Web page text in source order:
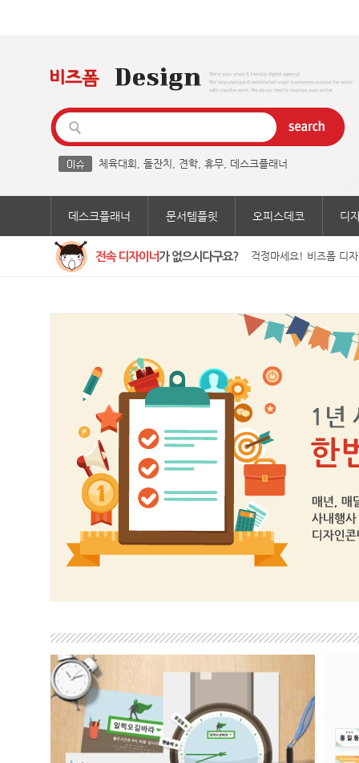
체육대회 돌잔치 견학, 휴무, 데스크플래너
데스크플래너 문서템플릿 오피스데코 디
걱정마세요! 비즈폼 디